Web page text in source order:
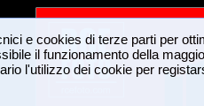
e cookies di terze parti per
il funzionamento della
l'utilizzo dei cookie per